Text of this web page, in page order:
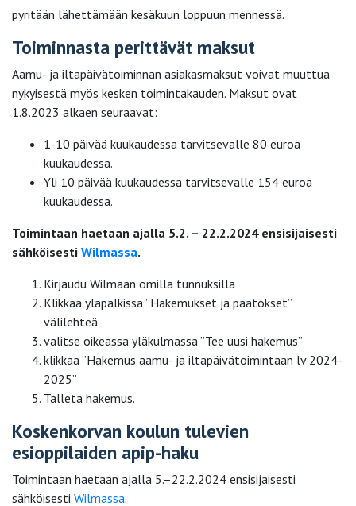
pyritään lähettämään kesäkuun loppuun mennessä.
Toiminnasta perittävät maksut
Aamu- ja iltapäivätoiminnan asiakasmaksut voivat muuttua
nykyisestä myös kesken toimintakauden. Maksut ovat
1.8.2023 alkaen seuraavat:
1-10 päivää kuukaudessa tarvitsevalle 80 euroa
kuukaudessa.
Yli 10 päivää kuukaudessa tarvitsevalle 154 euroa
kuukaudessa.
Toimintaan haetaan ajalla 5.2. – 22.2.2024 ensisijaisesti
sähköisesti Wilmassa.
Kirjaudu Wilmaan omilla tunnuksilla
Klikkaa yläpalkissa ”Hakemukset ja päätökset”
välilehteä
valitse oikeassa yläkulmassa ”Tee uusi hakemus”
klikkaa ”Hakemus aamu- ja iltapäivätoimintaan lv 2024-
2025”
Talleta hakemus.
Koskenkorvan koulun tulevien
esioppilaiden apip-haku
Toimintaan haetaan ajalla 5.–22.2.2024 ensisijaisesti
sähköisesti Wilmassa.